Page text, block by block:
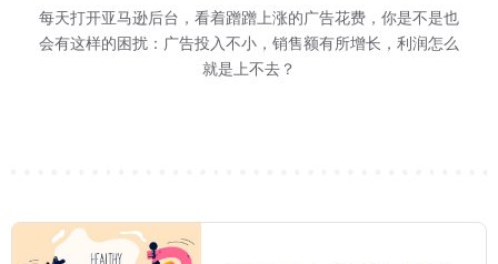
巧豚豚今天分享
例。
。对消费者来
旺季节奏
劳动节大促的消
在 8 月 28 日到
报价-跑活动"三步
个环节，环环相
月 15 日至 2027
、
每天打开亚马逊后台，看着蹭蹭上涨的广告花费，你是不是也
会有这样的困扰：广告投入不小，销售额有所增长，利润怎么
就是上不去？
亚马逊最近对卖
加商品页面直
这应该是多数卖
实在的问题：做
又到了每周一例
一个
2026 年 Prime
说，这场
巧豚豚今天登录
息。亚马逊发送
不少卖家对
走，但实际跑起
巧豚豚了解到，
年 1